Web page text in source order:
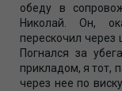
обеду в
Николай. Он,
перескочил через
Погнался за
прикладом, я тот,
через нее по